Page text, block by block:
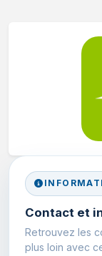
Contact et
Retrouvez les
plus loin avec